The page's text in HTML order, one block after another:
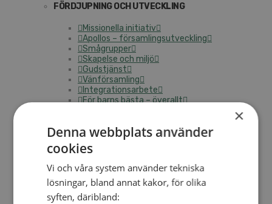
FÖRDJUPNING OCH UTVECKLING
Missionella initiativ
Apollos – församlingsutveckling
Smågrupper
Skapelse och miljö
Gudstjänst
Vänförsamling
Integrationsarbete
För barns bästa – överallt
PRAKTISKT
Materialbank
Redovisning och lönehantering
Kyrkoavgiften
LOGGA IN
×
Denna webbplats använder
cookies
Vi och våra system använder tekniska
lösningar, bland annat kakor, för olika
syften, däribland: